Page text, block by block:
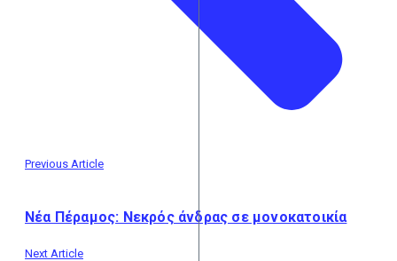
Previous Article
Νέα Πέραμος: Νεκρός άνδρας σε μονοκατοικία
Next Article